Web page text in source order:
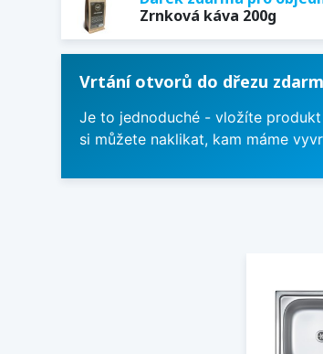
Zrnková káva 200g
Vrtání otvorů do dřezu
Je to jednoduché - vložíte
si můžete naklikat, kam máme